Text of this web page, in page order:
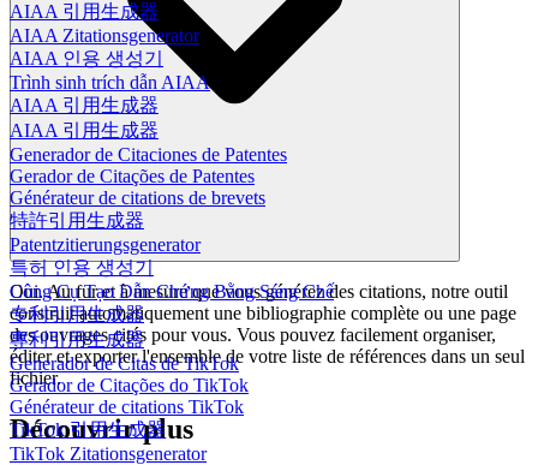
AIAA 引用生成器
AIAA Zitationsgenerator
AIAA 인용 생성기
Trình sinh trích dẫn AIAA
AIAA 引用生成器
AIAA 引用生成器
Generador de Citaciones de Patentes
Gerador de Citações de Patentes
Générateur de citations de brevets
特許引用生成器
Patentzitierungsgenerator
특허 인용 생성기
Công Cụ Tạo Dẫn Chứng Bằng Sáng Chế
专利引用生成器
專利引用生成器
Generador de Citas de TikTok
Gerador de Citações do TikTok
Générateur de citations TikTok
TikTok 引用生成器
TikTok Zitationsgenerator
Oui. Au fur et à mesure que vous générez des citations, notre outil
construit automatiquement une bibliographie complète ou une page
des ouvrages cités pour vous. Vous pouvez facilement organiser,
éditer et exporter l'ensemble de votre liste de références dans un seul
fichier.
Découvrir plus